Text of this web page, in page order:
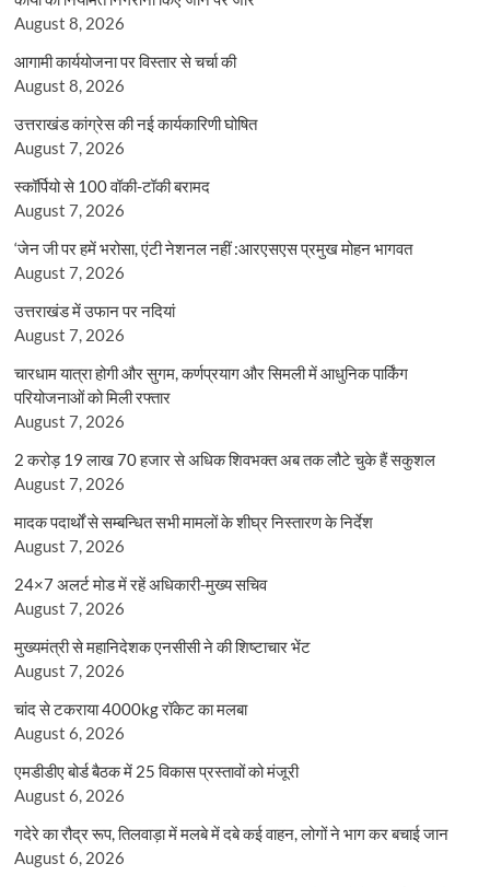
August 8, 2026
आगामी कार्ययोजना पर विस्तार से चर्चा की
August 8, 2026
उत्तराखंड कांग्रेस की नई कार्यकारिणी घोषित
August 7, 2026
स्कॉर्पियो से 100 वॉकी-टॉकी बरामद
August 7, 2026
‘जेन जी पर हमें भरोसा, एंटी नेशनल नहीं :आरएसएस प्रमुख मोहन भागवत
August 7, 2026
उत्तराखंड में उफान पर नदियां
August 7, 2026
चारधाम यात्रा होगी और सुगम, कर्णप्रयाग और सिमली में आधुनिक पार्किंग
परियोजनाओं को मिली रफ्तार
August 7, 2026
2 करोड़ 19 लाख 70 हजार से अधिक शिवभक्त अब तक लौटे चुके हैं सकुशल
August 7, 2026
मादक पदार्थों से सम्बन्धित सभी मामलों के शीघ्र निस्तारण के निर्देश
August 7, 2026
24×7 अलर्ट मोड में रहें अधिकारी-मुख्य सचिव
August 7, 2026
मुख्यमंत्री से महानिदेशक एनसीसी ने की शिष्टाचार भेंट
August 7, 2026
चांद से टकराया 4000kg रॉकेट का मलबा
August 6, 2026
एमडीडीए बोर्ड बैठक में 25 विकास प्रस्तावों को मंजूरी
August 6, 2026
गदेरे का रौद्र रूप, तिलवाड़ा में मलबे में दबे कई वाहन, लोगों ने भाग कर बचाई जान
August 6, 2026